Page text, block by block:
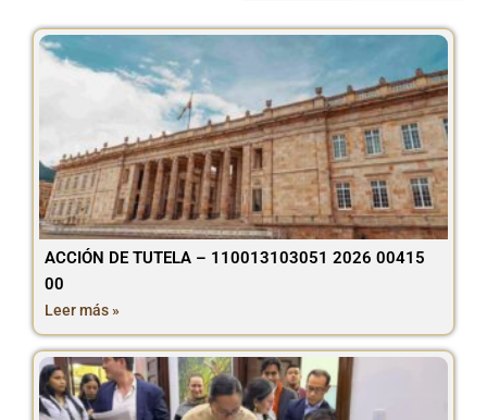
ACCIÓN DE TUTELA – 110013103051 2026 00415
00
Leer más »